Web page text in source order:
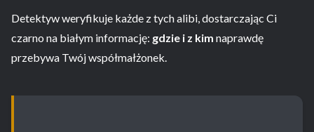
Detektyw weryfikuje każde z tych alibi, dostarczając Ci
czarno na białym informację: gdzie i z kim naprawdę
przebywa Twój współmałżonek.